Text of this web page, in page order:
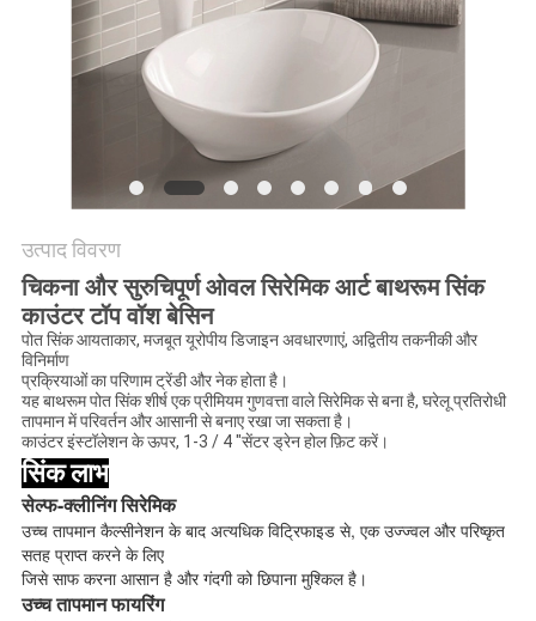
उत्पाद विवरण
चिकना और सुरुचिपूर्ण ओवल सिरेमिक आर्ट बाथरूम सिंक
काउंटर टॉप वॉश बेसिन
पोत सिंक आयताकार, मजबूत यूरोपीय डिजाइन अवधारणाएं, अद्वितीय तकनीकी और
विनिर्माण
प्रक्रियाओं का परिणाम ट्रेंडी और नेक होता है।
यह बाथरूम पोत सिंक शीर्ष एक प्रीमियम गुणवत्ता वाले सिरेमिक से बना है, घरेलू प्रतिरोधी
तापमान में परिवर्तन और आसानी से बनाए रखा जा सकता है।
काउंटर इंस्टॉलेशन के ऊपर, 1-3 / 4 "सेंटर ड्रेन होल फ़िट करें।
सिंक लाभ
सेल्फ-क्लीनिंग सिरेमिक
उच्च तापमान कैल्सीनेशन के बाद अत्यधिक विट्रिफाइड से, एक उज्ज्वल और परिष्कृत
सतह प्राप्त करने के लिए
जिसे साफ करना आसान है और गंदगी को छिपाना मुश्किल है।
उच्च तापमान फायरिंग